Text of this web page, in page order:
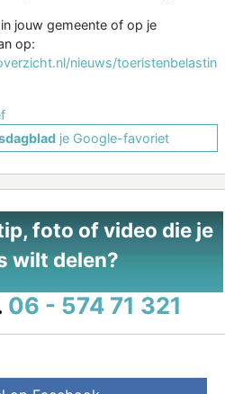
jouw gemeente of op je
op:
nieuws/toeristenbelastin
je Google-favoriet
foto of video die je
wilt delen?
06 - 574 71 321